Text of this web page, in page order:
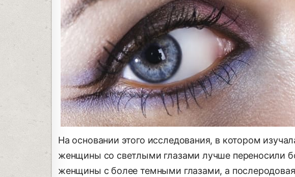
На основании этого исследования, в котором
женщины со светлыми глазами лучше переносили
женщины с более темными глазами, а